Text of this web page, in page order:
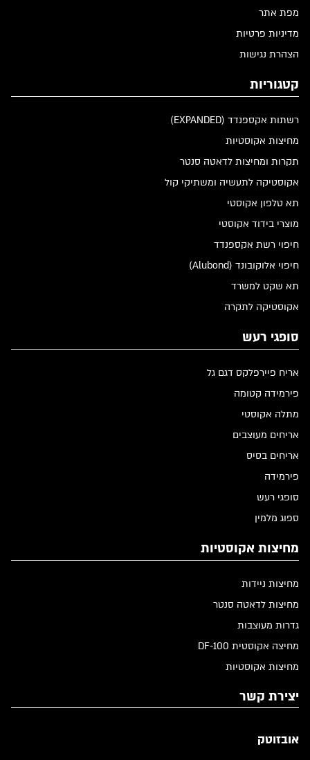
מפת אתר
מדיניות פרטיות
הצהרת נגישות
קטגוריות
רשתות אקספנדד (EXPANDED)
מחיצות אקוסטיות
תקרות ומחיצות לדאטה סנטר
אקוסטיקה לתעשיה ומשתיקי קול
תא טלפון אקוסטי
מוצרי בידוד אקוסטי
חיפוי רשת אקספנדד
חיפוי אלוקובונד (Alubond)
תא שקט למשרד
אקוסטיקה לתקרה
סופגי רעש
אריח פיירפלקס דגם גל
פירמידה קטומה
מתלה אקוסטי
אריחים מעוצבים
אריחים בסיס
פירמידה
סופגי רעש
ספוג מלמין
מחיצות אקוסטיות
מחיצות ניידות
מחיצות לדאטה סנטר
גדרות מעוצבות
מחיצה אקוסטית DF-100
מחיצות אקוסטיות
יצירת קשר
אובזוטק